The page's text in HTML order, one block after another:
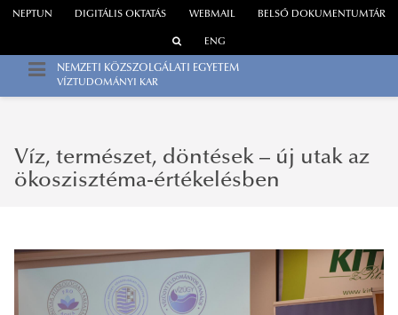
WEBMAIL
NEPTUN DIGITÁLIS OKTATÁS BELSŐ DOKUMENTUMTÁR
ENG
NEMZETI KÖZSZOLGÁLATI EGYETEM
VÍZTUDOMÁNYI KAR
Víz, természet, döntések – új utak az
ökoszisztéma-értékelésben